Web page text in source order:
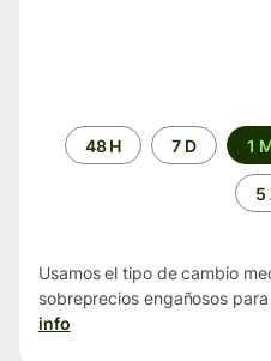
Periodo48 H 7 D 1
5
Usamos el tipo de cambio
sobreprecios engañosos
info